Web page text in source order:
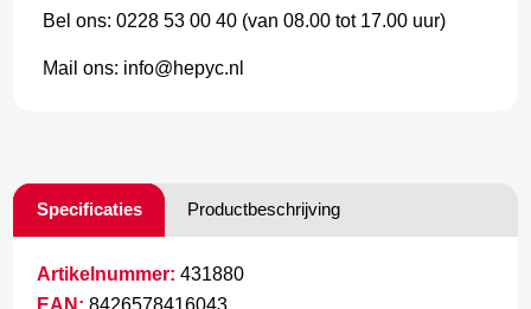
Bel ons: 0228 53 00 40 (van 08.00 tot 17.00 uur)
Mail ons: info@hepyc.nl
Specificaties Productbeschrijving
Artikelnummer: 431880